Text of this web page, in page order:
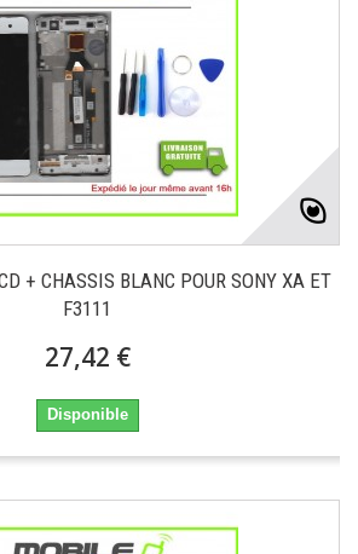
+ CHASSIS BLANC POUR SONY XA ET
F3111
27,42 €
Disponible